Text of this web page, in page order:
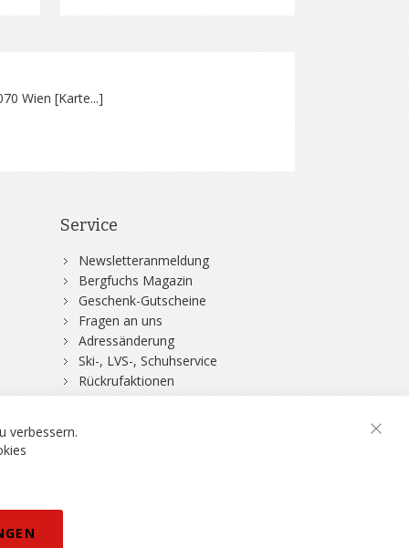
Wien [Karte...]
Service
Newsletteranmeldung
Bergfuchs Magazin
Geschenk-Gutscheine
Fragen an uns
Adressänderung
Ski-, LVS-, Schuhservice
Rückrufaktionen
DSV-Skiversicherung
verbessern.